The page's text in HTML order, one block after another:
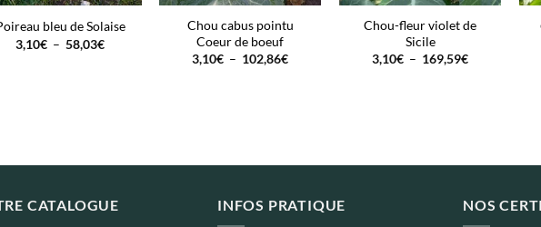
bleu de Solaise
3,10€ – 58,03€Plage
Chou cabus pointu
Coeur de boeuf
3,10€ – 102,86€Plage
Chou-fleur violet de
Sicile
3,10€ – 169,59€Plage
CATALOGUE INFOS PRATIQUE NOS